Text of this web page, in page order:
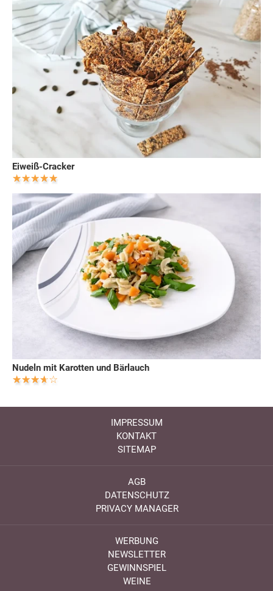
Eiweiß-Cracker
Nudeln mit Karotten und Bärlauch
IMPRESSUM
KONTAKT
SITEMAP
AGB
DATENSCHUTZ
PRIVACY MANAGER
WERBUNG
NEWSLETTER
GEWINNSPIEL
WEINE